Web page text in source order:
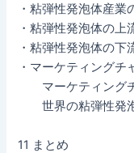
・粘弾性発泡体産業
・粘弾性発泡体の上
・粘弾性発泡体の下
・マーケティングチ
マーケティング
世界の粘弾性発泡
11 まとめ